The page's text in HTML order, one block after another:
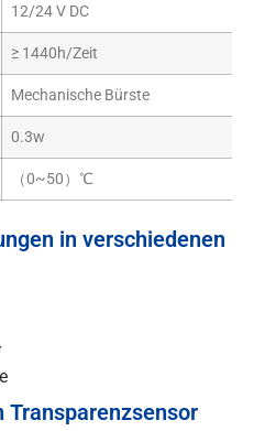
12/24 V DC
≥ 1440h/Zeit
Mechanische Bürste
0.3w
（0~50）℃
in verschiedenen